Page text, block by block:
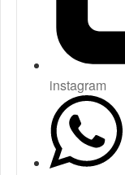
instagram